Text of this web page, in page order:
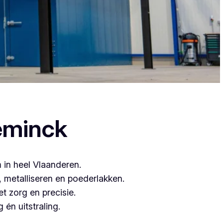
heel Vlaanderen.
en poederlakken.
zorg en precisie.
én uitstraling.